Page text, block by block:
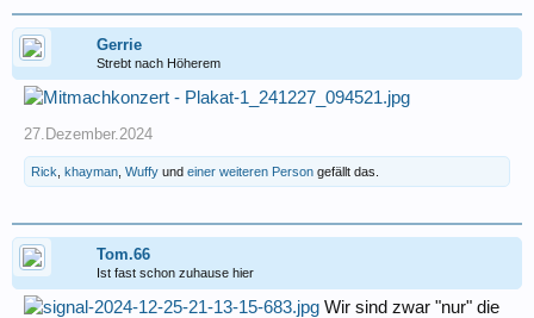
Gerrie
Strebt nach Höherem
27.Dezember.2024
Rick khayman Wuffy und einer weiteren Person gefällt das.
Tom.66
Ist fast schon zuhause hier
Wir sind zwar "nur" die